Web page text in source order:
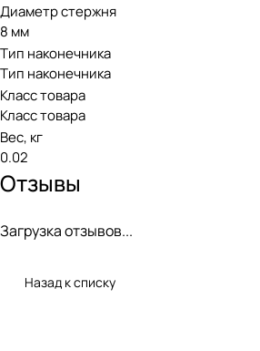
Диаметр стержня
8 мм
Тип наконечника
Тип наконечника
Класс товара
Класс товара
Вес, кг
0.02
Отзывы
Загрузка отзывов...
Назад к списку